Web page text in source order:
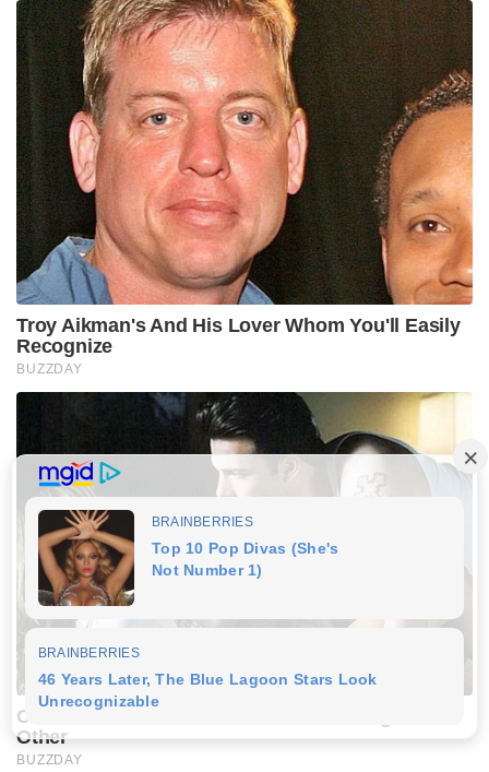
Troy Aikman's And His Lover Whom You'll Easily
Recognize
BUZZDAY
Co-stars Who Lost Control While Kissing Each
Other
BUZZDAY